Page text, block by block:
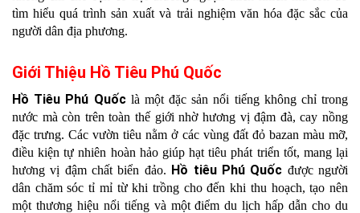
tìm hiểu quá trình sản xuất và trải nghiệm văn hóa đặc sắc của
người dân địa phương.
Giới Thiệu Hồ Tiêu Phú Quốc
Hồ Tiêu Phú Quốclà một đặc sản nổi tiếng không chỉ trong
nước mà còn trên toàn thế giới nhờ hương vị đậm đà, cay nồng
đặc trưng. Các vườn tiêu nằm ở các vùng đất đỏ bazan màu mỡ,
điều kiện tự nhiên hoàn hảo giúp hạt tiêu phát triển tốt, mang lại
hương vị đậm chất biển đảo. Hồ tiêu Phú Quốc được người
dân chăm sóc tỉ mỉ từ khi trồng cho đến khi thu hoạch, tạo nên
một thương hiệu nổi tiếng và một điểm du lịch hấp dẫn cho du